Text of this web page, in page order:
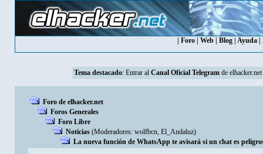
Foro| Web| Blog| Ayuda|
Tema destacado: Entrar al Canal Oficial Telegramde elhacker.net
Foro de elhacker.net
Foros Generales
Foro Libre
Noticias (Moderadores: wolfbcn, El_Andaluz)
La nueva función de WhatsApp te avisará si un chat es